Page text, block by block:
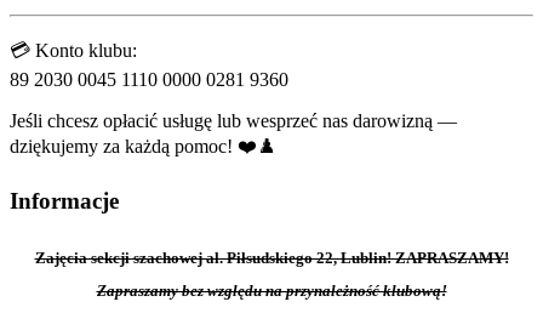
💳 Konto klubu:
89 2030 0045 1110 0000 0281 9360
Jeśli chcesz opłacić usługę lub wesprzeć nas darowizną —
dziękujemy za każdą pomoc! ❤️♟️
Informacje
Zajęcia sekcji szachowej al. Piłsudskiego 22, Lublin! ZAPRASZAMY!
Zapraszamy bez względu na przynależność klubową!